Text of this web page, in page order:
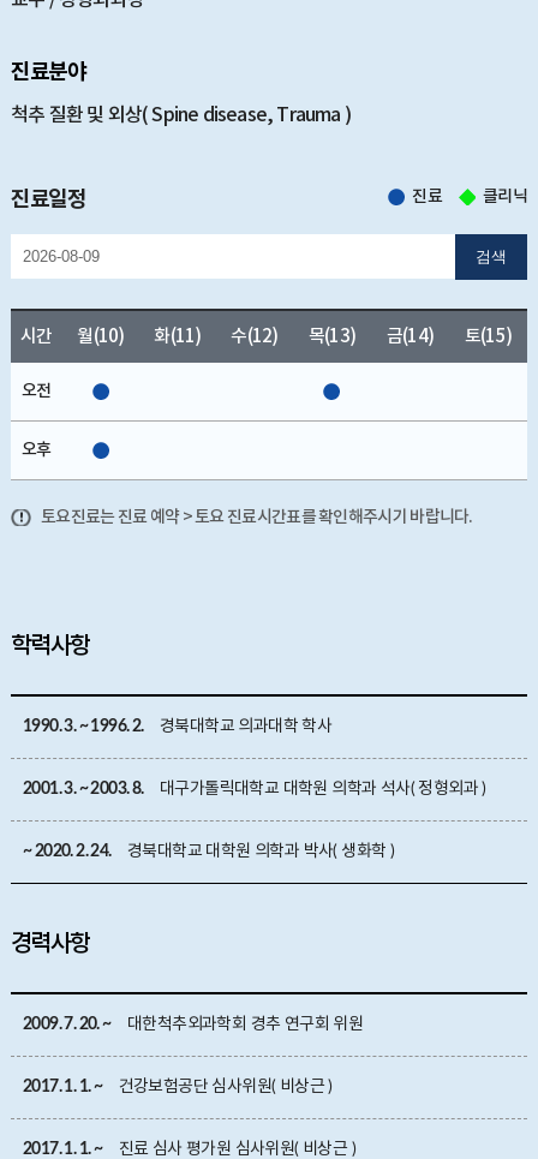
진료분야
척추 질환 및 외상( Spine disease, Trauma )
진료일정
검색
진료 클리닉
시간 월(10) 화(11) 수(12) 목(13) 금(14) 토(15)
오전
오후
토요진료는 진료 예약 > 토요 진료시간표를 확인해주시기 바랍니다.
학력사항
1990. 3. ~ 1996. 2. 경북대학교 의과대학 학사
2001. 3. ~ 2003. 8. 대구가톨릭대학교 대학원 의학과 석사( 정형외과 )
~ 2020. 2. 24. 경북대학교 대학원 의학과 박사( 생화학 )
경력사항
2009. 7. 20. ~ 대한척추외과학회 경추 연구회 위원
2017. 1. 1. ~ 건강보험공단 심사위원( 비상근 )
2017. 1. 1. ~ 진료 심사 평가원 심사위원( 비상근 )